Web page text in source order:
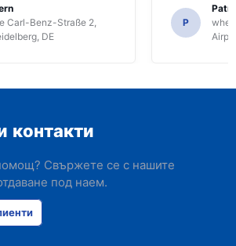
Carl-Benz-Straße 2,
DE
P
Свържете се с нашите
под наем.